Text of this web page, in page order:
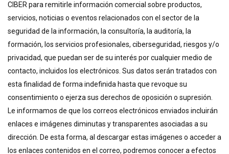
CIBER para remitirle información comercial sobre productos,
servicios, noticias o eventos relacionados con el sector de la
seguridad de la información, la consultoría, la auditoría, la
formación, los servicios profesionales, ciberseguridad, riesgos y/o
privacidad, que puedan ser de su interés por cualquier medio de
contacto, incluidos los electrónicos. Sus datos serán tratados con
esta finalidad de forma indefinida hasta que revoque su
consentimiento o ejerza sus derechos de oposición o supresión.
Le informamos de que los correos electrónicos enviados incluirán
enlaces e imágenes diminutas y transparentes asociadas a su
dirección. De esta forma, al descargar estas imágenes o acceder a
los enlaces contenidos en el correo, podremos conocer a efectos